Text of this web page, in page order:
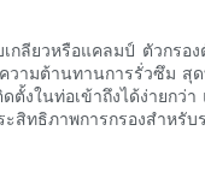
ลียวหรือแคลมป์ ตัวกรอง
ามต้านทานการรั่วซึม สุ
ในท่อเข้าถึงได้ง่ายกว่า
สิทธิภาพการกรองสำหรั